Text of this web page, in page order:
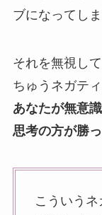
ブになってし
それを無視し
ちゅうネガテ
あなたが無意
思考の方が勝っ
こういう